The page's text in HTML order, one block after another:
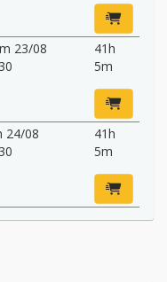
23/08
41h
5m
24/08
41h
5m